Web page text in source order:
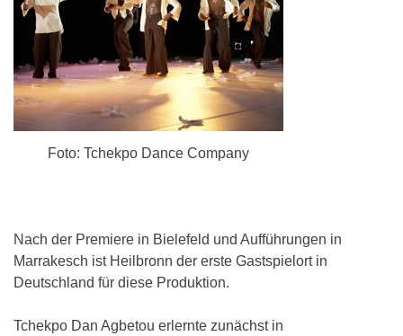
Foto: Tchekpo Dance Company
Nach der Premiere in Bielefeld und Aufführungen in
Marrakesch ist Heilbronn der erste Gastspielort in
Deutschland für diese Produktion.
Tchekpo Dan Agbetou erlernte zunächst in